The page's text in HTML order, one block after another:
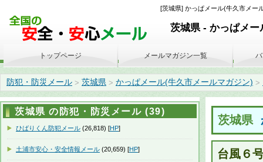
[茨城県] かっぱメール(牛久市メー
茨城県 - かっぱメ
防犯・防災メール > 茨城県 > かっぱメール(牛久市メールマガジン) >
茨城県
台風６
トップページ メールマガジン一覧
茨城県 の防犯・防災メール (39)
ひばりくん防犯メール (26,818) [HP]
土浦市安心・安全情報メール (20,659) [HP]